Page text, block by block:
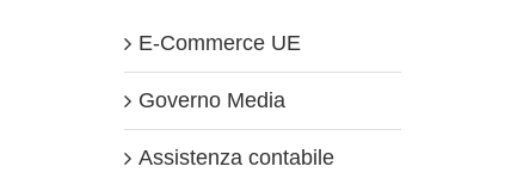
E-Commerce UE
Governo Media
Assistenza contabile